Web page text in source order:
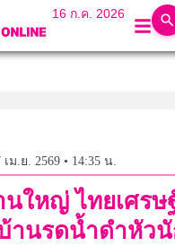
16 ก.ค. 2026
เม.ย. 2569 • 14:35 น.
ใหญ่ ไทยเศรษ
านรดน้ำดำหัว